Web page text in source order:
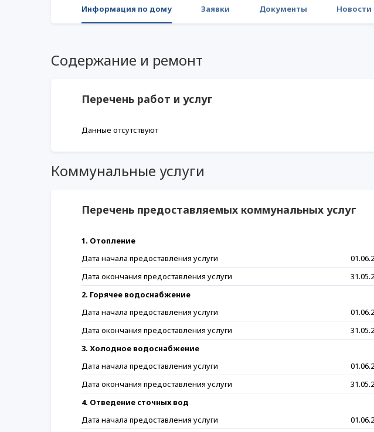
Информация по дому Заявки Документы Новости
Содержание и ремонт
Перечень работ и услуг
Данные отсутствуют
Коммунальные услуги
Перечень предоставляемых коммунальных услуг
1. Отопление
Дата начала предоставления услуги
Дата окончания предоставления услуги
2. Горячее водоснабжение
Дата начала предоставления услуги
Дата окончания предоставления услуги
3. Холодное водоснабжение
Дата начала предоставления услуги
Дата окончания предоставления услуги
4. Отведение сточных вод
Дата начала предоставления услуги